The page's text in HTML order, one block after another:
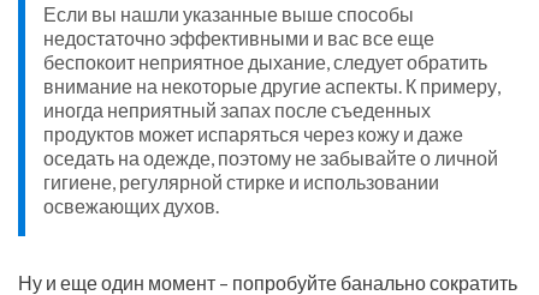
Если вы нашли указанные выше способы
недостаточно эффективными и вас все еще
беспокоит неприятное дыхание, следует обратить
внимание на некоторые другие аспекты. К примеру,
иногда неприятный запах после съеденных
продуктов может испаряться через кожу и даже
оседать на одежде, поэтому не забывайте о личной
гигиене, регулярной стирке и использовании
освежающих духов.
Ну и еще один момент – попробуйте банально сократить